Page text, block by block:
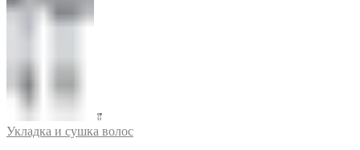
Укладка и сушка волос